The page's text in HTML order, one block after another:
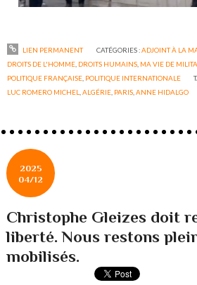
LIEN PERMANENT CATÉGORIES :ADJOINT À LA
DROITS DE L'HOMME DROITS HUMAINS MA VIE DE
POLITIQUE FRANÇAISE POLITIQUE INTERNATIONALE
LUC ROMERO MICHEL ,ALGÉRIE PARIS ,ANNE HIDALGO
2025
04/12
Christophe Gleizes doit
liberté. Nous restons
mobilisés.